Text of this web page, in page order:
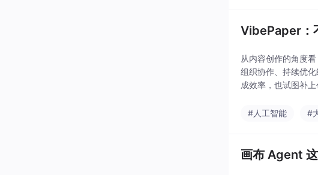
VibePaper：
从内容创作的角度
组织协作、持续优
成效率，也试图补
#人工智能
#
画布 Agent